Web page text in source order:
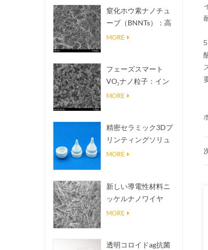
窒化ホウ素ナノチュ
ーブ（BNNTs）：高
熱伝導放熱フィラー
MORE
フェーズスマート
VO₂ナノ粒子：イン
テリジェントな熱応
MORE
精密セラミック3Dプ
リンティングソリュ
ーションは不可能な
MORE
新しい導電性材料ニ
ッケルナノワイヤ
NINWS
MORE
透明コロイドag抗菌